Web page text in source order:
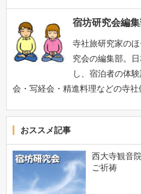
宿坊研究会編
寺社旅研究家の
究会の編集部。
し、宿泊者の体
会・写経会・精進料理などの寺社
おススメ記事
西大寺観音
ご祈祷